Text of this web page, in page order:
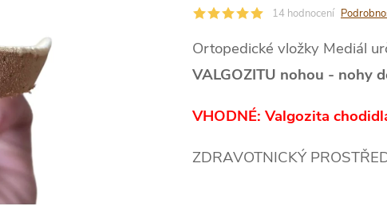
14 hodnocení
Ortopedické vložky Mediál
VALGOZITU nohou - nohy
VHODNÉ: Valgozita
ZDRAVOTNICKÝ